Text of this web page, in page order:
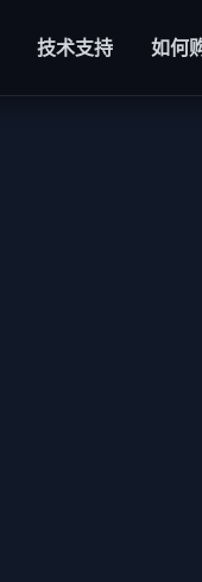
技术支持 如何